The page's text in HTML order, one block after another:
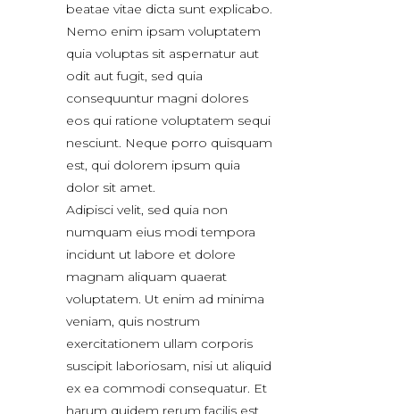
beatae vitae dicta sunt explicabo.
Nemo enim ipsam voluptatem
quia voluptas sit aspernatur aut
odit aut fugit, sed quia
consequuntur magni dolores
eos qui ratione voluptatem sequi
nesciunt. Neque porro quisquam
est, qui dolorem ipsum quia
dolor sit amet.
Adipisci velit, sed quia non
numquam eius modi tempora
incidunt ut labore et dolore
magnam aliquam quaerat
voluptatem. Ut enim ad minima
veniam, quis nostrum
exercitationem ullam corporis
suscipit laboriosam, nisi ut aliquid
ex ea commodi consequatur. Et